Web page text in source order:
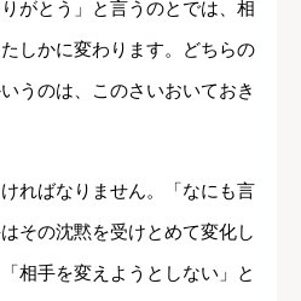
がとう」と言うのとでは、相
しかに変わります。どちらの
うのは、このさいおいておき
ればなりません。「なにも言
その沈黙を受けとめて変化し
相手を変えようとしない」と